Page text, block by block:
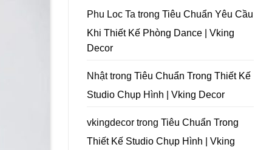
Vking
Decor
Vking
Tránh
Khi
Kế
Tại
Đà
Nẵng
|
Phu Loc Ta trong Tiêu Chuẩn Yêu Cầu
Khi Thiết Kế Phòng Dance | Vking
Decor
Nhậttrong Tiêu Chuẩn Trong Thiết Kế
Studio Chụp Hình | Vking Decor
vkingdecor trong Tiêu Chuẩn Trong
Thiết Kế Studio Chụp Hình | Vking